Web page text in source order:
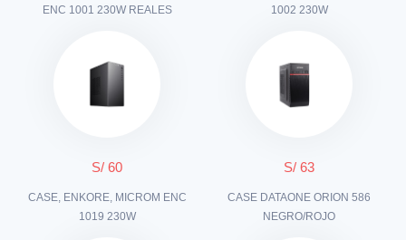
ENC 1001 230W REALES
1002 230W
S/ 60
CASE, ENKORE, MICROM ENC
1019 230W
S/ 63
CASE DATAONE ORION 586
NEGRO/ROJO